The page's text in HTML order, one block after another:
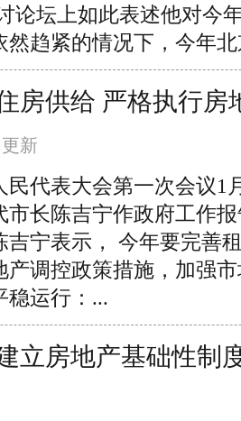
论坛上如此表述他对今
然趋紧的情况下，今年
房供给 严格执行房
新
民代表大会第一次会议1
市长陈吉宁作政府工作
吉宁表示， 今年要完善
产调控政策措施，加强
稳运行：...
立房地产基础性制